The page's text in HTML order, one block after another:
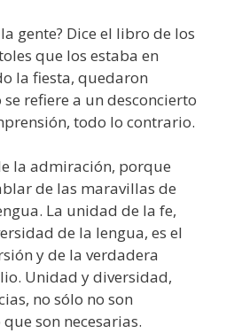
gente? Dice el libro de los
que los estaba en
la fiesta, quedaron
refiere a un desconcierto
todo lo contrario.
la admiración, porque
de las maravillas de
La unidad de la fe,
de la lengua, es el
y de la verdadera
Unidad y diversidad,
no sólo no son
son necesarias.